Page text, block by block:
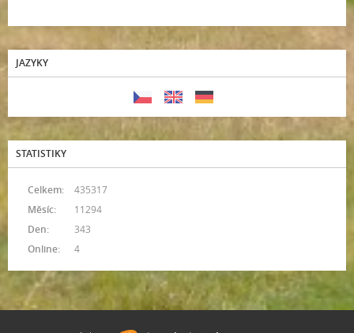
JAZYKY
STATISTIKY
Online: 4
Celkem:
435317
Měsíc:
11294
Den:
343